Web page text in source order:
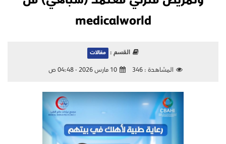
medicalworld
القسم : مقالات
المشاهدة :346 10 مارس 2026 - 04:48 ص